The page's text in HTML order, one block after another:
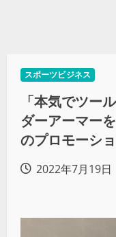
スポーツビジネス
「本気でツー
ダーアーマー
のプロモーシ
2022年7月19日